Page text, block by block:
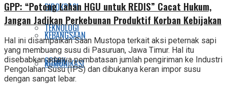
BIROKRASI
KEBANGSAAN
KOMUNIKASI
TEKNOLOGI
SOSOK
GPP: “Potong Lahan HGU untuk REDIS” Cacat Hukum,
Jangan Jadikan Perkebunan Produktif Korban Kebijakan
Hal ini disampaikan Saan Mustopa terkait aksi peternak sapi
yang membuang susu di Pasuruan, Jawa Timur. Hal itu
disebabkan adanya pembatasan jumlah pengiriman ke Industri
Pengolahan Susu (IPS) dan dibukanya keran impor susu
dengan sangat lebar.